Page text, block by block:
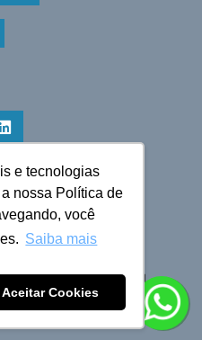
e tecnologias
nossa Política de
você
Saiba mais
Aceitar Cookies
© 2025 Cruzeiro do Sul